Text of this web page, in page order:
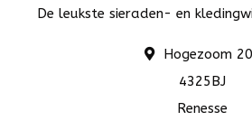
De leukste sieraden- en
Hogezoom
4325BJ
Renesse